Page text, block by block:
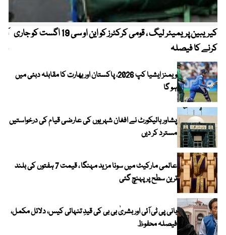
کیریبین پریمیئر لیگ ، قومی کرکٹرز کو این او سی 19 اگست کو جاری
کرنے کا فیصلہ
ویمنز ایشیا کپ 2026، پاکستان اور بھارت کا مقابلہ دبئی میں
ہو گا
پشاور ہائیکورٹ نے افغان شہریوں کی عارضی قیام کی درخواستیں
مسترد کر دیں
عالمی مارکیٹ میں سونا مزید مہنگا ، قیمت 7 ہفتوں کی بلند
ترین سطح پر پہنچ گئی
بانی پی ٹی آئی اور بشریٰ بی بی کی قیدِ تنہائی کیس، دلائل مکمل،
فیصلہ محفوظ